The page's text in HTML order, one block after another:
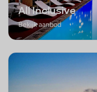
All Inclusive
Bekijk aanbod